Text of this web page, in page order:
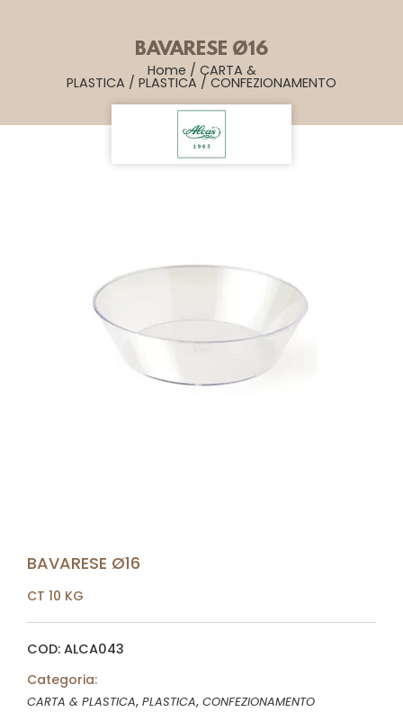
BAVARESE Ø16
Home / CARTA &
PLASTICA / PLASTICA / CONFEZIONAMENTO
BAVARESE Ø16
CT 10 KG
COD: ALCA043
Categoria:
CARTA & PLASTICA, PLASTICA, CONFEZIONAMENTO